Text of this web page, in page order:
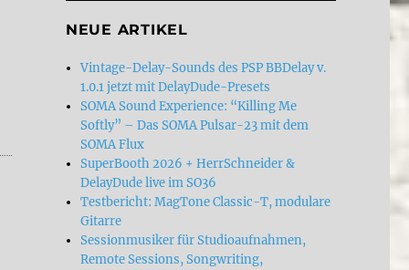
Distortion“NEUE ARTIKEL
Vintage-Delay-Sounds des PSP BBDelay v.
1.0.1 jetzt mit DelayDude-Presets
SOMA Sound Experience: “Killing Me
Softly” – Das SOMA Pulsar-23 mit dem
SOMA Flux
SuperBooth 2026 + HerrSchneider &
DelayDude live im SO36
Testbericht: MagTone Classic-T, modulare
Gitarre
Sessionmusiker für Studioaufnahmen,
Remote Sessions, Songwriting,